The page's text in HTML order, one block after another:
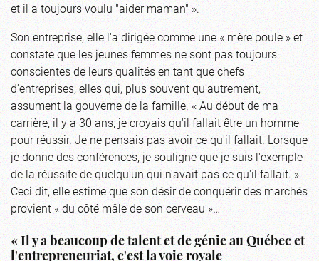
et il a toujours voulu "aider maman" ».
Son entreprise, elle l'a dirigée comme une « mère poule » et
constate que les jeunes femmes ne sont pas toujours
conscientes de leurs qualités en tant que chefs
d'entreprises, elles qui, plus souvent qu'autrement,
assument la gouverne de la famille. « Au début de ma
carrière, il y a 30 ans, je croyais qu'il fallait être un homme
pour réussir. Je ne pensais pas avoir ce qu'il fallait. Lorsque
je donne des conférences, je souligne que je suis l'exemple
de la réussite de quelqu'un qui n'avait pas ce qu'il fallait. »
Ceci dit, elle estime que son désir de conquérir des marchés
provient « du côté mâle desoncerveau »…
« Il y a beaucoup de talent et de génie au Québec et
l'entrepreneuriat, c'est la voie royale